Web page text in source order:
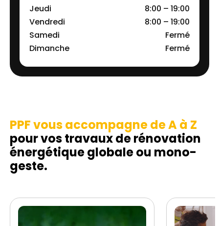
Jeudi
8:00 – 19:00
Vendredi
8:00 – 19:00
Samedi
Fermé
Dimanche
Fermé
PPF vous accompagne de A à Z
pour vos travaux de rénovation
énergétique globale ou mono-
geste.